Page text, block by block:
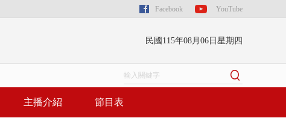
Facebook YouTube
民國115年08月06日星期四
主播介紹 節目表